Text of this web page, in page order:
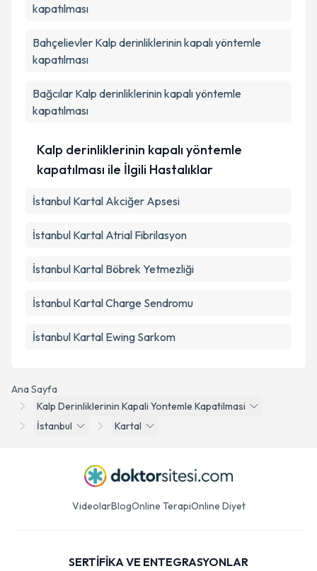
Ana Sayfa
Kalp Derinliklerinin Kapali Yontemle Kapatilmasi
İstanbul
Kartal
kapatılması
Bahçelievler Kalp derinliklerinin kapalı yöntemle
kapatılması
Bağcılar Kalp derinliklerinin kapalı yöntemle
kapatılması
Kalp derinliklerinin kapalı yöntemle
kapatılması ile İlgili Hastalıklar
İstanbul Kartal Akciğer Apsesi
İstanbul Kartal Atrial Fibrilasyon
İstanbul Kartal Böbrek Yetmezliği
İstanbul Kartal Charge Sendromu
İstanbul Kartal Ewing Sarkom
VideolarBlogOnline TerapiOnline Diyet
SERTİFİKA VE ENTEGRASYONLAR